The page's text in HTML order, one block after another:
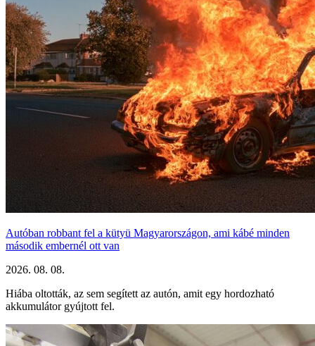
Autóban robbant fel a kütyü Magyarországon, ami kábé minden
második embernél ott van
2026. 08. 08.
Hiába oltották, az sem segített az autón, amit egy hordozható
akkumulátor gyújtott fel.